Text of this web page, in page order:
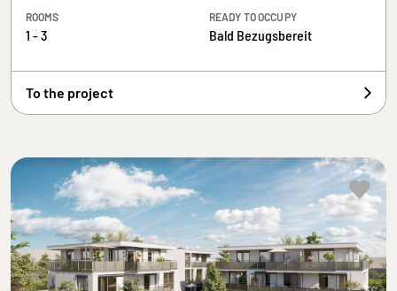
ROOMS
1 - 3
READY TO OCCUPY
Bald Bezugsbereit
To the project